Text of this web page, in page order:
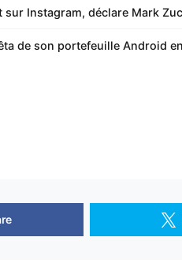
sur Instagram, déclare Mark
de son portefeuille Android